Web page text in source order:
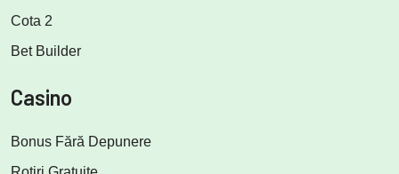
Cota 2
Bet Builder
Casino
Bonus Fără Depunere